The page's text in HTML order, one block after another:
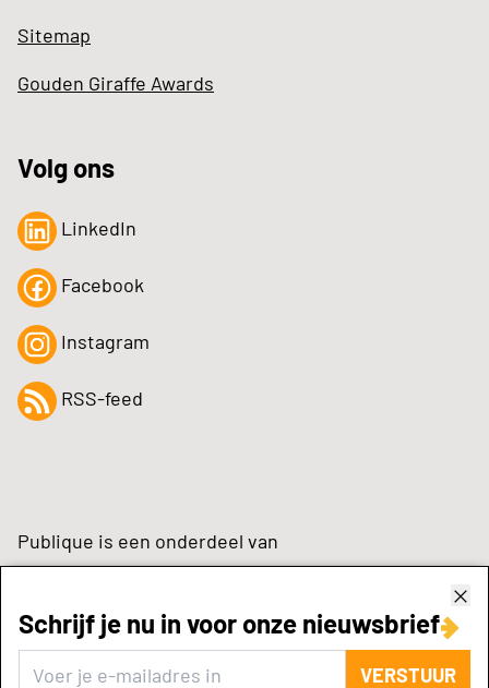
Schrijf je nu in voor onze nieuwsbrief
VERSTUUR
Sitemap
Gouden Giraffe Awards
Volg ons
LinkedIn
Facebook
Instagram
RSS-feed
Publique is een onderdeel van
zynchrone.com